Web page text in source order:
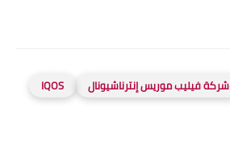
شركة فيليب موريس إنترناشيونال
IQOS